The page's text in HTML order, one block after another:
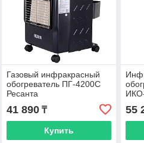
Газовый инфракрасный
обогреватель ПГ-4200С
Ресанта
41 890₸
Купить
55